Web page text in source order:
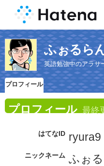
ふぉるら
英語勉強中のアラサ
プロフィール
プロフィール 最終
はてなID ryura9
ニックネーム ふぉ